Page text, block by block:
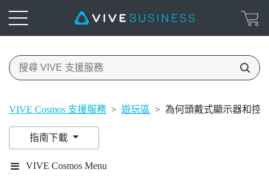
VIVE Cosmos 支援服務 > 遊玩區 > 為何頭戴式顯示器和控
指南下載
VIVE Cosmos Menu